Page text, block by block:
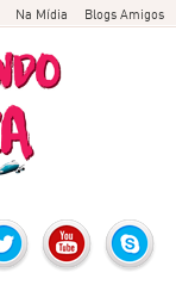
Na Mídia Blogs Amigos